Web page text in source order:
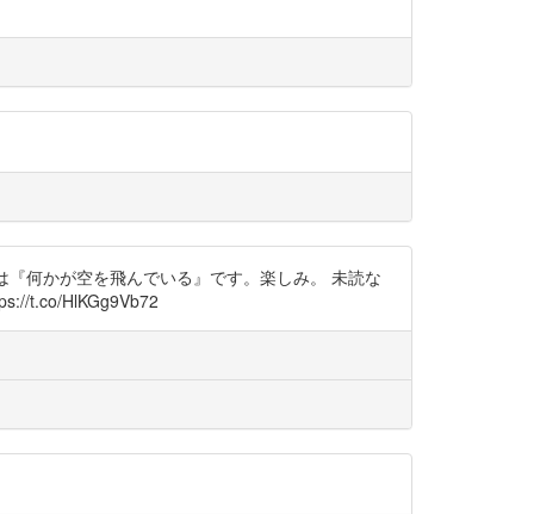
何かが空を飛んでいる』です。楽しみ。 未読な
t.co/HlKGg9Vb72